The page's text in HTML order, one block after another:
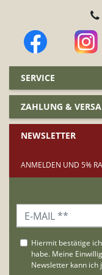
SERVICE
ZAHLUNG &
NEWSLETTER
ANMELDEN UND 5%